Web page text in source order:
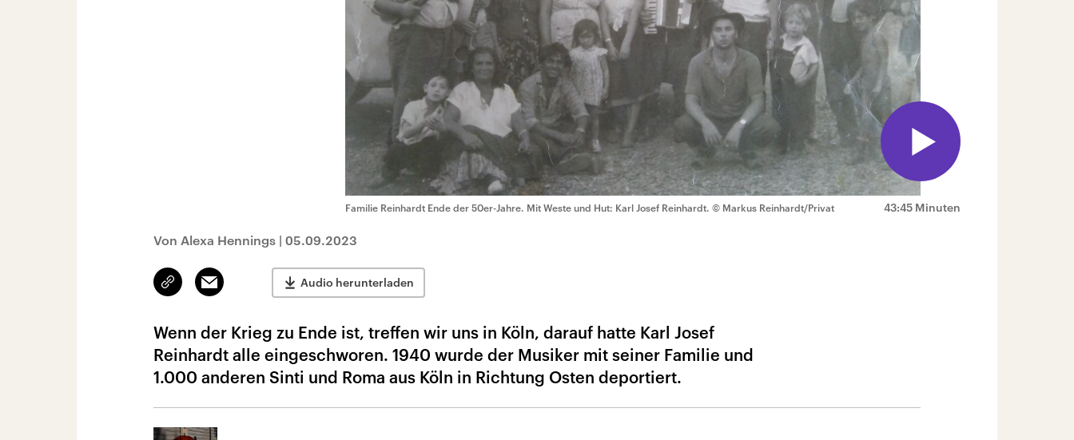
43:45 Minuten
Familie Reinhardt Ende der 50er-Jahre. Mit Weste und Hut: Karl Josef Reinhardt. © Markus Reinhardt/Privat
Von Alexa Hennings | 05.09.2023
Link
kopieren/teilen
Email Audio herunterladen
Wenn der Krieg zu Ende ist, treffen wir uns in Köln, darauf hatte Karl Josef
Reinhardt alle eingeschworen. 1940 wurde der Musiker mit seiner Familie und
1.000 anderen Sinti und Roma aus Köln in Richtung Osten deportiert.